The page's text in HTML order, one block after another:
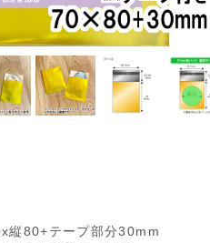
縦80+テープ部分30mm